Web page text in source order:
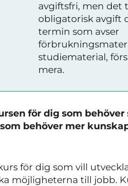
avgiftsfri, men det
obligatorisk avgift
termin som avser
studiematerial,
mera.
för dig som
behöver mer
för dig som vill
möjligheterna till jobb.